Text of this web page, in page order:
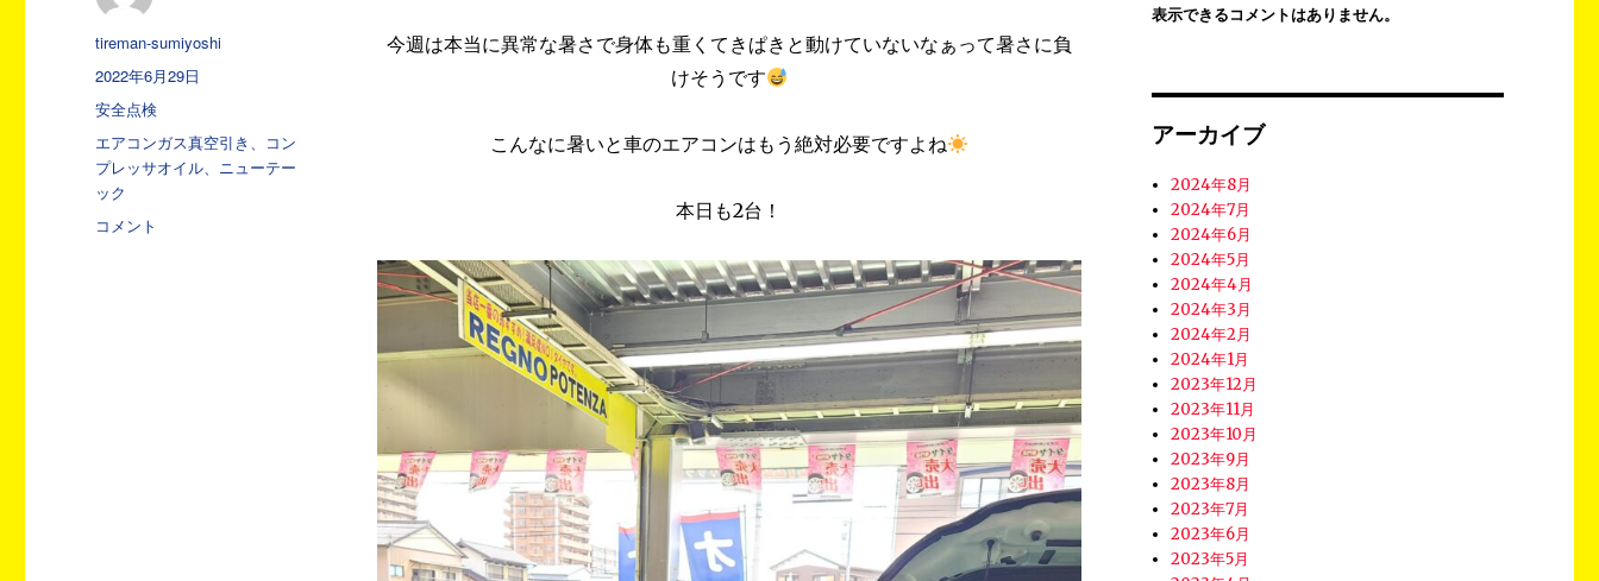
今週は本当に異常な暑さで身体も重くてきぱきと動けていないなぁって暑さに負
けそうです
こんなに暑いと車のエアコンはもう絶対必要ですよね
本日も2台！
投
稿
tireman-sumiyoshi
投
稿
日:
2022年6月29日
カ
ゴ
リ
ー
安全点検
タ
グ
エアコンガス真空引き、コン
プレッサオイル、ニューテー
ック
エ
コメント
表示できるコメントはありません。
アーカイブ
2024年8月
2024年7月
2024年6月
2024年5月
2024年4月
2024年3月
2024年2月
2024年1月
2023年12月
2023年11月
2023年10月
2023年9月
2023年8月
2023年7月
2023年6月
2023年5月